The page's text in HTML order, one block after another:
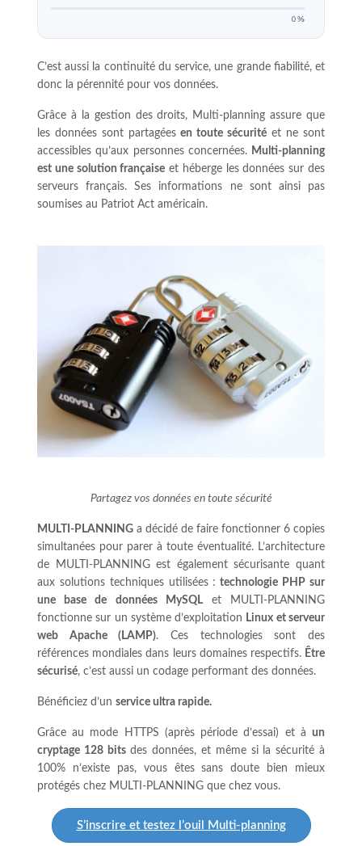
0%
C’est aussi la continuité du service, une grande fiabilité, et
donc la pérennité pour vos données.
Grâce à la gestion des droits, Multi-planning assure que
les données sont partagées en toute sécurité et ne sont
accessibles qu’aux personnes concernées. Multi-planning
est une solution française et héberge les données sur des
serveurs français. Ses informations ne sont ainsi pas
soumises au Patriot Act américain.
Partagez vos données en toute sécurité
MULTI-PLANNING a décidé de faire fonctionner 6 copies
simultanées pour parer à toute éventualité. L’architecture
de MULTI-PLANNING est également sécurisante quant
aux solutions techniques utilisées : technologie PHP sur
une base de données MySQLet MULTI-PLANNING
fonctionne sur un système d’exploitation Linux et serveur
web Apache (LAMP). Ces technologies sont des
références mondiales dans leurs domaines respectifs. Être
sécurisé, c’est aussi un codage performant des données.
Bénéficiez d’un service ultra rapide.
Grâce au mode HTTPS (après période d’essai) et à un
cryptage 128 bitsdes données, et même si la sécurité à
100% n’existe pas, vous êtes sans doute bien mieux
protégés chez MULTI-PLANNING que chez vous.
S’inscrire et testez l’ouil Multi-planning